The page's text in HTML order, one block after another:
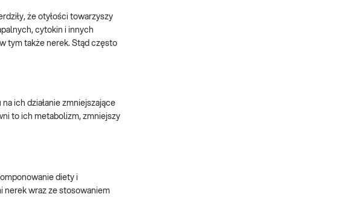
że otyłości towarzyszy
cytokin i innych
tym także nerek. Stąd często
ich działanie zmniejszające
to ich metabolizm, zmniejszy
diety i
nerek wraz ze stosowaniem